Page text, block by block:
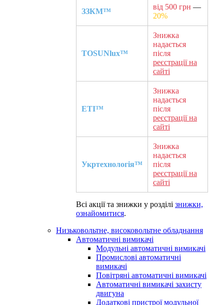
ЗЗКМ™
від 500 грн —
20%
TOSUNlux™
Знижка
надається
після
реєстрації на
сайті
ETI™
Знижка
надається
після
реєстрації на
сайті
Укртехнологія™
Знижка
надається
після
реєстрації на
сайті
Всі акції та знижки у розділі знижки,
ознайомитися.
Низьковольтне, високовольтне обладнання
Автоматичні вимикачі
Модульні автоматичні вимикачі
Промислові автоматичні
вимикачі
Повітряні автоматичні вимикачі
Автоматичні вимикачі захисту
двигуна
Додаткові пристрої модульної